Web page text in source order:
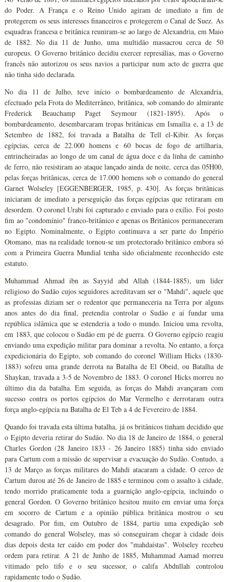
do Poder. A França e o Reino Unido agiram de imediato a fim de
protegerem os seus interesses financeiros e protegerem o Canal de Suez. As
esquadras francesa e britânica reuniram-se ao largo de Alexandria, em Maio
de 1882. No dia 11 de Junho, uma multidão massacrou cerca de 50
europeus. O Governo britânico decidiu exercer represálias, mas o Governo
francês não autorizou os seus navios a participar num acto de guerra que
não tinha sido declarada.
No dia 11 de Julho, teve início o bombardeamento de Alexandria,
efectuado pela Frota do Mediterrâneo, britânica, sob comando do almirante
Frederick Beauchamp Paget Seymour (1821-1895). Após o
bombardeamento, desembarcaram tropas britânicas em Ismaília e, a 13 de
Setembro de 1882, foi travada a Batalha de Tell el-Kibir. As forças
egípcias, cerca de 22.000 homens e 60 bocas de fogo de artilharia,
entrincheiradas ao longo de um canal de água doce e da linha de caminho
de ferro, não resistiram ao ataque lançado ainda de noite, cerca das 05H00,
pelas forças britânicas, cerca de 17.000 homens sob o comando do general
Garnet Wolseley [EGGENBERGER, 1985, p. 430]. As forças britânicas
iniciaram de imediato a perseguição das forças egípcias que retiraram em
desordem. O coronel Urabi foi capturado e enviado para o exílio. Foi posto
fim ao "condomínio" franco-britânico e apenas os Britânicos permaneceram
no Egipto. Nominalmente, o Egipto continuava a ser parte do Império
Otomano, mas na realidade tornou-se um protectorado britânico embora só
com a Primeira Guerra Mundial tenha sido oficialmente reconhecido este
estatuto.
Muhammad Ahmad ibn as Sayyid abd Allah (1844-1885), um líder
religioso do Sudão cujos seguidores acreditavam ser o "Mahdi", aquele que
as professias diziam ser o redentor que permaneceria na Terra por alguns
anos antes do dia final, pretendia controlar o Sudão e aí fundar uma
república islâmica que se estenderia a todo o mundo. Iniciou uma revolta,
em 1883, que colocou o Sudão em pé de guerra. O Governo egípcio reagiu
enviando uma expedição militar para dominar a revolta. No entanto, a força
expedicionária do Egipto, sob comando do coronel William Hicks (1830-
1883) sofreu uma grande derrota na Batalha de El Obeid, ou Batalha de
Shaykan, travada a 3-5 de Novembro de 1883. O coronel Hicks morreu no
último dia da batalha. Em seguida, as forças do Mahdi avançaram com
sucesso contra os portos egípcios do Mar Vermelho e derrotaram outra
força anglo-egípcia na Batalha de El Teb a 4 de Fevereiro de 1884.
Quando foi travada esta última batalha, já os britânicos tinham decidido que
o Egipto deveria retirar do Sudão. No dia 18 de Janeiro de 1884, o general
Charles Gordon (28 Janeiro 1833 - 26 Janeiro 1885) tinha sido enviado
para Cartum com a missão de supervisar a evacuação do Sudão. Contudo, a
13 de Março as forças militares do Mahdi atacaram a cidade. O cerco de
Cartum durou até 26 de Janeiro de 1885 e terminou com o assalto à cidade,
tendo morrido praticamente toda a guarnição anglo-egípcia, incluindo o
general Gordon. O Governo britânico hesitou muito em enviar uma força
em socorro de Cartum e a opinião pública britânica mostrou o seu
desagrado. Por fim, em Outubro de 1884, partiu uma expedição sob
comando do general Wolseley, mas só conseguiram chegar à cidade dois
dias depois desta ter caído em poder dos "mahdaístas". Wolseley recebeu
ordem para retirar. A 21 de Junho de 1885, Muhammad Aamad morreu
vitimado pelo tifo e o seu sucessor, o califa Abdullah controlou
rapidamente todo o Sudão.